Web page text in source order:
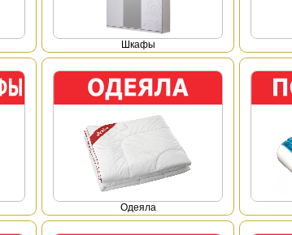
Шкафы
Одеяла